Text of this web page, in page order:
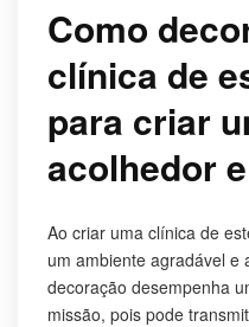
Como
clínica de
para criar
acolhedor
Ao criar uma clínica de
um ambiente agradável e
decoração desempenha
missão, pois pode